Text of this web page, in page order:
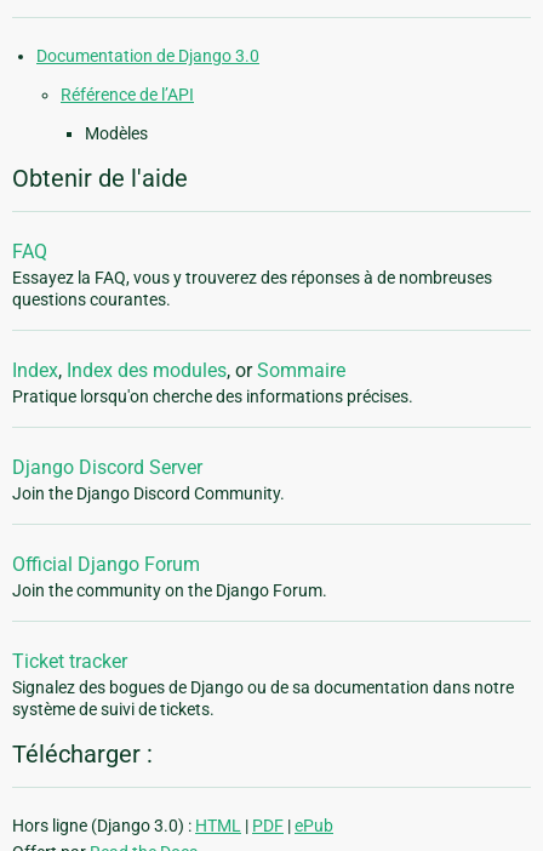
Documentation de Django 3.0
Référence de l’API
Modèles
Obtenir de l'aide
FAQ
Essayez la FAQ, vous y trouverez des réponses à de nombreuses
questions courantes.
Index, Index des modules, orSommaire
Pratique lorsqu'on cherche des informations précises.
Django Discord Server
Join the Django Discord Community.
Official Django Forum
Join the community on the Django Forum.
Ticket tracker
Signalez des bogues de Django ou de sa documentation dans notre
système de suivi de tickets.
Télécharger :
Hors ligne (Django 3.0) : HTML | PDF |ePub